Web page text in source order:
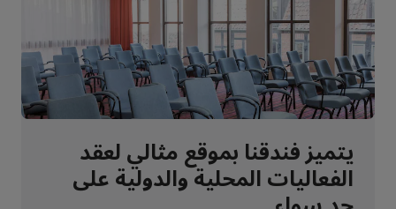
يتميز فندقنا بموقع مثالي لعقد
الفعاليات المحلية والدولية على